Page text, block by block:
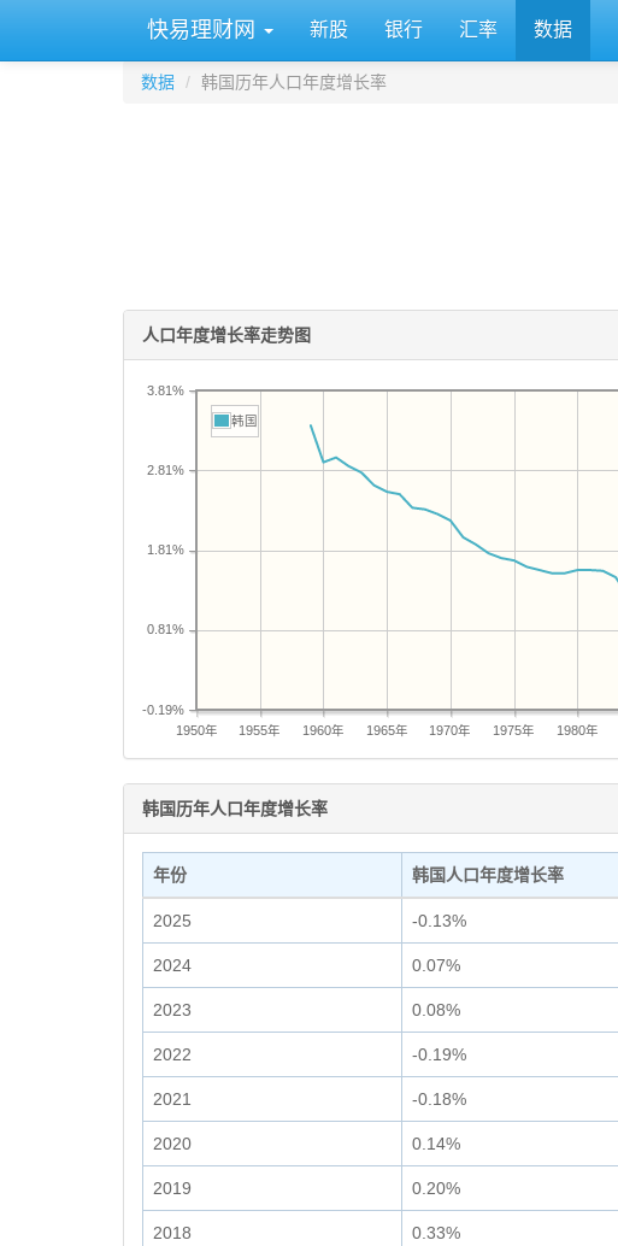
快易理财网 新股 银行 汇率 数据
数据 韩国历年人口年度增长率
人口年度增长率走势图
1950年 1955年 1960年 1965年 1970年 1975年 1980年
-0.19%
0.81%
1.81%
2.81%
3.81%
韩国
韩国历年人口年度增长率
年份 韩国人口年度增长率
2025 -0.13%
2024 0.07%
2023 0.08%
2022 -0.19%
2021 -0.18%
2020 0.14%
2019 0.20%
2018 0.33%